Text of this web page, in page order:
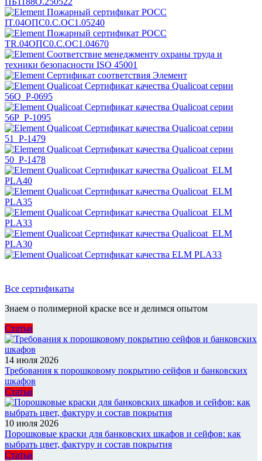
Все сертификаты
Знаем о полимерной краске все и делимся опытом
Статьи
14 июля 2026
Требования к порошковому покрытию сейфов и банковских
шкафов
Статьи
10 июля 2026
Порошковые краски для банковских шкафов и сейфов: как
выбрать цвет, фактуру и состав покрытия
Статьи